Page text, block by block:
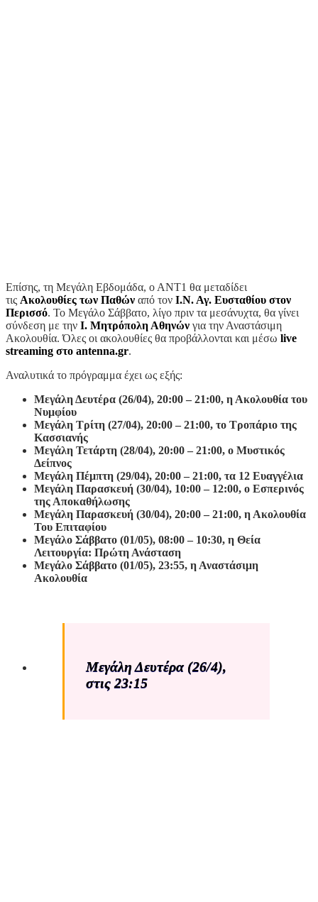
Επίσης, τη Μεγάλη Εβδομάδα, ο ΑΝΤ1 θα μεταδίδει
τις Ακολουθίες των Παθών από τον Ι.Ν. Αγ. Ευσταθίου στον
Περισσό. Το Μεγάλο Σάββατο, λίγο πριν τα μεσάνυχτα, θα γίνει
σύνδεση με την Ι. Μητρόπολη Αθηνών για την Αναστάσιμη
Ακολουθία. Όλες οι ακολουθίες θα προβάλλονται και μέσω live
streaming στο antenna.gr.
Αναλυτικά το πρόγραμμα έχει ως εξής:
Μεγάλη Δευτέρα (26/04), 20:00 – 21:00, η Ακολουθία του
Νυμφίου
Μεγάλη Τρίτη (27/04), 20:00 – 21:00, το Τροπάριο της
Κασσιανής
Μεγάλη Τετάρτη (28/04), 20:00 – 21:00, ο Μυστικός
Δείπνος
Μεγάλη Πέμπτη (29/04), 20:00 – 21:00, τα 12 Ευαγγέλια
Μεγάλη Παρασκευή (30/04), 10:00 – 12:00, ο Εσπερινός
της Αποκαθήλωσης
Μεγάλη Παρασκευή (30/04), 20:00 – 21:00, η Ακολουθία
Του Επιταφίου
Μεγάλο Σάββατο (01/05), 08:00 – 10:30, η Θεία
Λειτουργία: Πρώτη Ανάσταση
Μεγάλο Σάββατο (01/05), 23:55, η Αναστάσιμη
Ακολουθία
Μεγάλη Δευτέρα (26/4),
στις 23:15